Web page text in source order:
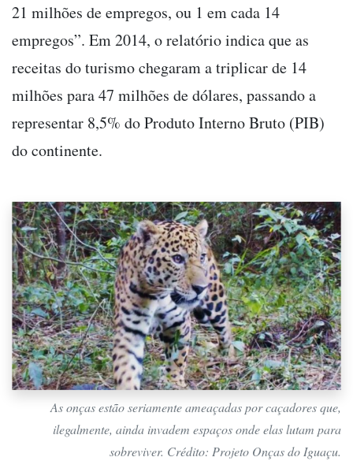
21 milhões de empregos, ou 1 em cada 14
empregos”. Em 2014, o relatório indica que as
receitas do turismo chegaram a triplicar de 14
milhões para 47 milhões de dólares, passando a
representar 8,5% do Produto Interno Bruto (PIB)
do continente.
As onças estão seriamente ameaçadas por caçadores que,
ilegalmente, ainda invadem espaços onde elas lutam para
sobreviver. Crédito: Projeto Onças do Iguaçu.